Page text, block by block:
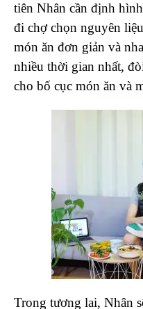
tiên Nhân cần định
đi chợ chọn nguyên
món ăn đơn giản và
nhiều thời gian nhất,
cho bố cục món ăn và
Trong tương lai, Nhân